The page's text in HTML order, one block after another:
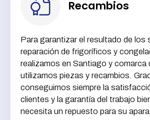
Recambios
Para garantizar el resultado de los
reparación de frigoríficos y
realizamos en Santiago y comarca
utilizamos piezas y recambios.
conseguimos siempre la
clientes y la garantía del trabajo
necesita un repuesto para su